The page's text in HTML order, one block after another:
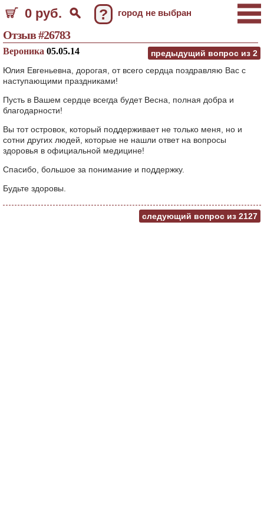
0 руб. ? город не выбран
Отзыв #26783
предыдущий вопрос из 2
Вероника 05.05.14
Юлия Евгеньевна, дорогая, от всего сердца поздравляю Вас с
наступающими праздниками!
Пусть в Вашем сердце всегда будет Весна, полная добра и
благодарности!
Вы тот островок, который поддерживает не только меня, но и
сотни других людей, которые не нашли ответ на вопросы
здоровья в официальной медицине!
Спасибо, большое за понимание и поддержку.
Будьте здоровы.
следующий вопрос из 2127